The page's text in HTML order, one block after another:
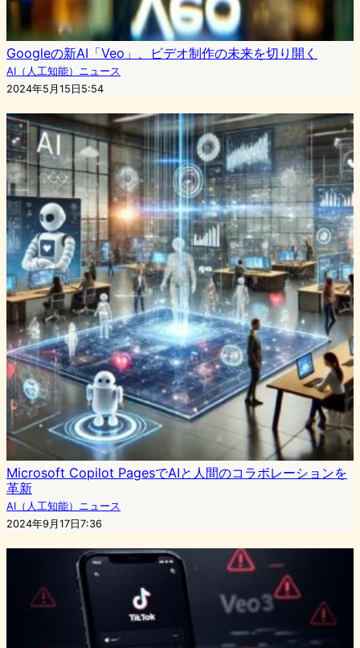
Googleの新AI「Veo」、ビデオ制作の未来を切り開く
AI（人工知能）ニュース
2024年5月15日5:54
Microsoft Copilot PagesでAIと人間のコラボレーションを
革新
AI（人工知能）ニュース
2024年9月17日7:36